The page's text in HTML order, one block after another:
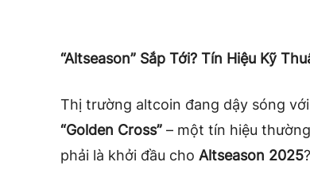
“Altseason” Sắp Tới? Tín Hiệu Kỹ
Thị trường altcoin đang dậy sóng
“Golden Cross” – một tín hiệu
phải là khởi đầu cho Altseason 2025?